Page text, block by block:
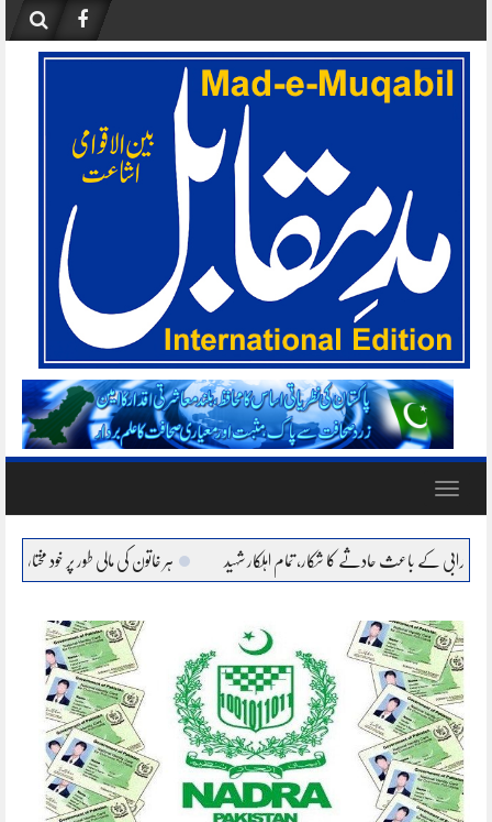
content
Toggle
حادثے کا شکار، تمام اہلکار شہید ہر خاتون کی مالی طور پر خود مختار، بااحتیار بنانا ہمارا عزم